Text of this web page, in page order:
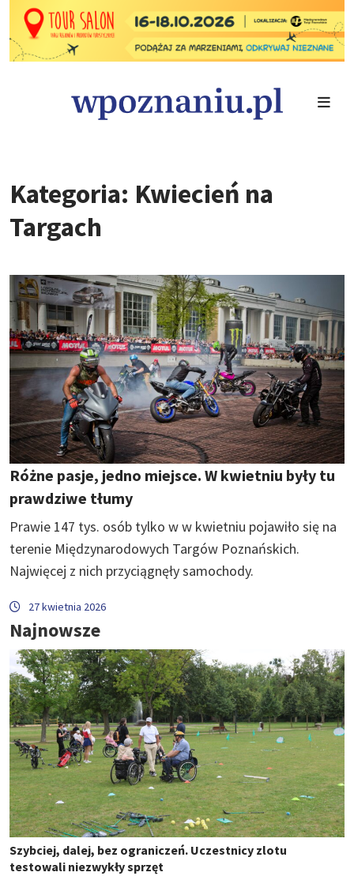
Kategoria: Kwiecień na
Targach
Różne pasje, jedno miejsce. W kwietniu były tu
prawdziwe tłumy
Prawie 147 tys. osób tylko w w kwietniu pojawiło się na
terenie Międzynarodowych Targów Poznańskich.
Najwięcej z nich przyciągnęły samochody.
27 kwietnia 2026
Najnowsze
Szybciej, dalej, bez ograniczeń. Uczestnicy zlotu
testowali niezwykły sprzęt